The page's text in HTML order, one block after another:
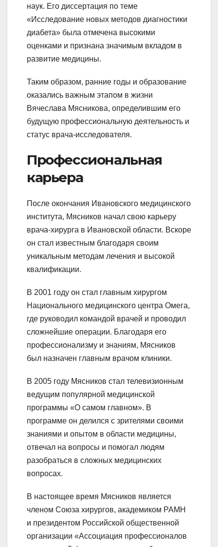
наук. Его диссертация по теме
«Исследование новых методов диагностики
диабета» была отмечена высокими
оценками и признана значимым вкладом в
развитие медицины.
Таким образом, ранние годы и образование
оказались важным этапом в жизни
Вячеслава Мясникова, определившим его
будущую профессиональную деятельность и
статус врача-исследователя.
Профессиональная
карьера
После окончания Ивановского медицинского
института, Мясников начал свою карьеру
врача-хирурга в Ивановской области. Вскоре
он стал известным благодаря своим
уникальным методам лечения и высокой
квалификации.
В 2001 году он стал главным хирургом
Национального медицинского центра Омега,
где руководил командой врачей и проводил
сложнейшие операции. Благодаря его
профессионализму и знаниям, Мясников
был назначен главным врачом клиники.
В 2005 году Мясников стал телевизионным
ведущим популярной медицинской
программы «О самом главном». В
программе он делился с зрителями своими
знаниями и опытом в области медицины,
отвечал на вопросы и помогал людям
разобраться в сложных медицинских
вопросах.
В настоящее время Мясников является
членом Союза хирургов, академиком РАМН
и президентом Российской общественной
организации «Ассоциация профессионалов